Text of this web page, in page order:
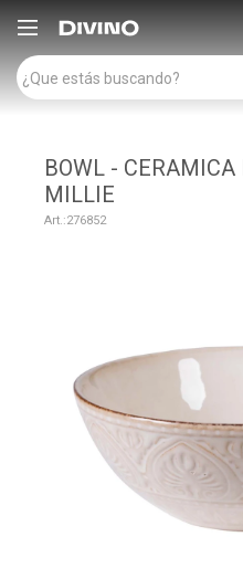

BOWL - CERAMICA
MILLIE
276852